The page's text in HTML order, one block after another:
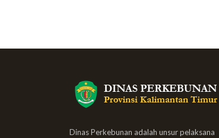
Dinas Perkebunan adalah unsur pelaksana